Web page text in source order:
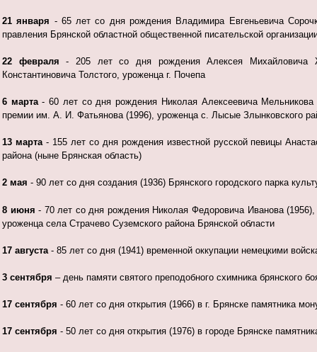
21 января - 65 лет со дня рождения Владимира Евгеньевича
правления Брянской областной общественной писательской
22 февраля - 205 лет со дня рождения Алексея Михайловича
Константиновича Толстого, уроженца г. Почепа
6 марта- 60 лет со дня рождения Николая Алексеевича Мельникова
премии им. А. И. Фатьянова (1996), уроженца с. Лысые Злынковского
13 марта- 155 лет со дня рождения известной русской певицы
района (ныне Брянская область)
2 мая - 90 лет со дня создания (1936) Брянского городского парка
8 июня - 70 лет со дня рождения Николая Федоровича Иванова
уроженца села Страчево Суземского района Брянской области
17 августа - 85 лет со дня (1941) временной оккупации немецкими
3 сентября – день памяти святого преподобного схимника брянского
17 сентября - 60 лет со дня открытия (1966) в г. Брянске памятника
17 сентября - 50 лет со дня открытия (1976) в городе Брянске